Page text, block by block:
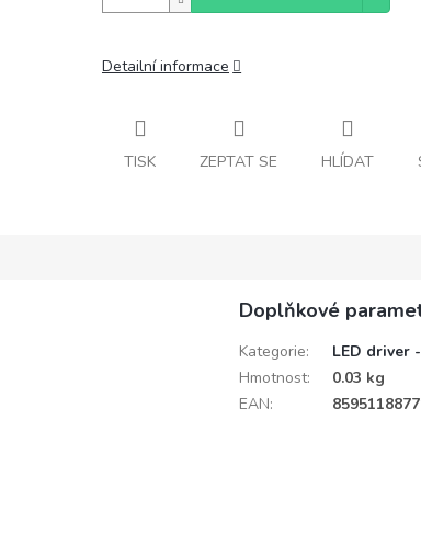
Detailní informace
TISK ZEPTAT SE HLÍDAT
Doplňkové
Kategorie:
LED driver
Hmotnost:
0.03 kg
EAN: